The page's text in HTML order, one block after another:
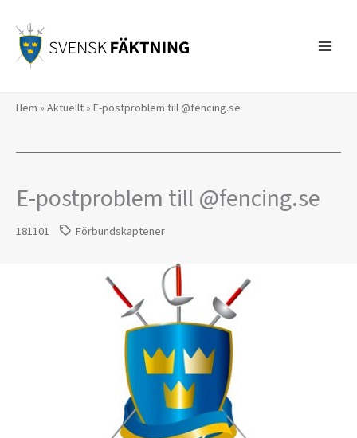
innehåll
Hem » Aktuellt» E-postproblem till @fencing.se
E-postproblem till @fencing.se
181101 Förbundskaptener